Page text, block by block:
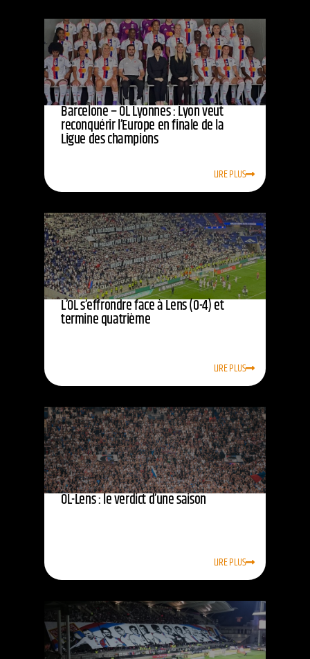
Barcelone – OL Lyonnes : Lyon veut
reconquérir l’Europe en finale de la
Ligue des champions
LIRE PLUS
L’OL s’effrondre face à Lens (0-4) et
termine quatrième
LIRE PLUS
OL-Lens : le verdict d’une saison
LIRE PLUS